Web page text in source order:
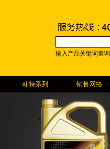
输入产品关键词查询
韩特系列 销售网络